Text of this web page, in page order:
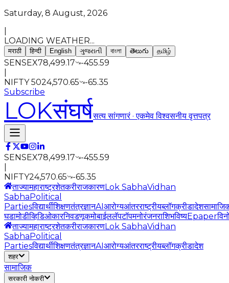
Saturday, 8 August, 2026
LOADING WEATHER...
मराठी हिन्दी English ગુજરાતી বাংলা తెలుగు தமிழ்
SENSEX78,499.17
-455.59
NIFTY 5024,570.65
-65.35
Subscribe
LOKसंघर्षसत्य सांगणारं · एकमेव विश्वसनीय वृत्तपत्र
SENSEX78,499.17
-455.59
NIFTY24,570.65
-65.35
ताज्यामहाराष्ट्रशेतकरीराजकारणLok SabhaVidhan
SabhaPolitical
Partiesविद्यार्थीशिक्षणतंत्रज्ञानAIआरोग्यआंतरराष्ट्रीयब्लॉगक्रीडादेश
घडामोडीव्हिडिओकारनिवडणूकमोबाईललॅपटॉपमनोरंजनराशिभविष्यEpaper
ताज्यामहाराष्ट्रशेतकरीराजकारणLok SabhaVidhan
SabhaPolitical
Partiesविद्यार्थीशिक्षणतंत्रज्ञानAIआरोग्यआंतरराष्ट्रीयब्लॉगक्रीडादेश
शहर
सामाजिक
सरकारी नोकरी